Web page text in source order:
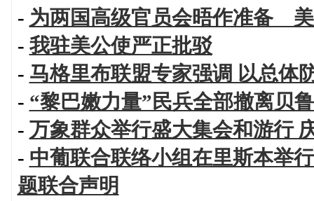
- 为两国高级官员会晤作准备
- 我驻美公使严正批驳
- 马格里布联盟专家强调 以总体
- “黎巴嫩力量”民兵全部撤离贝
- 万象群众举行盛大集会和游行
- 中葡联合联络小组在里斯本举
题联合声明